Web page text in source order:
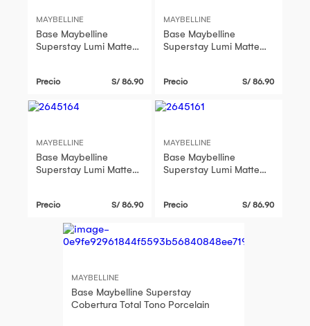
MAYBELLINE
Base Maybelline
Superstay Lumi Matte
Precio S/ 86.90
MAYBELLINE
Base Maybelline
Superstay Lumi Matte
Precio S/ 86.90
MAYBELLINE
Base Maybelline
Superstay Lumi Matte
Precio S/ 86.90
MAYBELLINE
Base Maybelline
Superstay Lumi Matte
Precio S/ 86.90
MAYBELLINE
Base Maybelline Superstay
Cobertura Total Tono Porcelain